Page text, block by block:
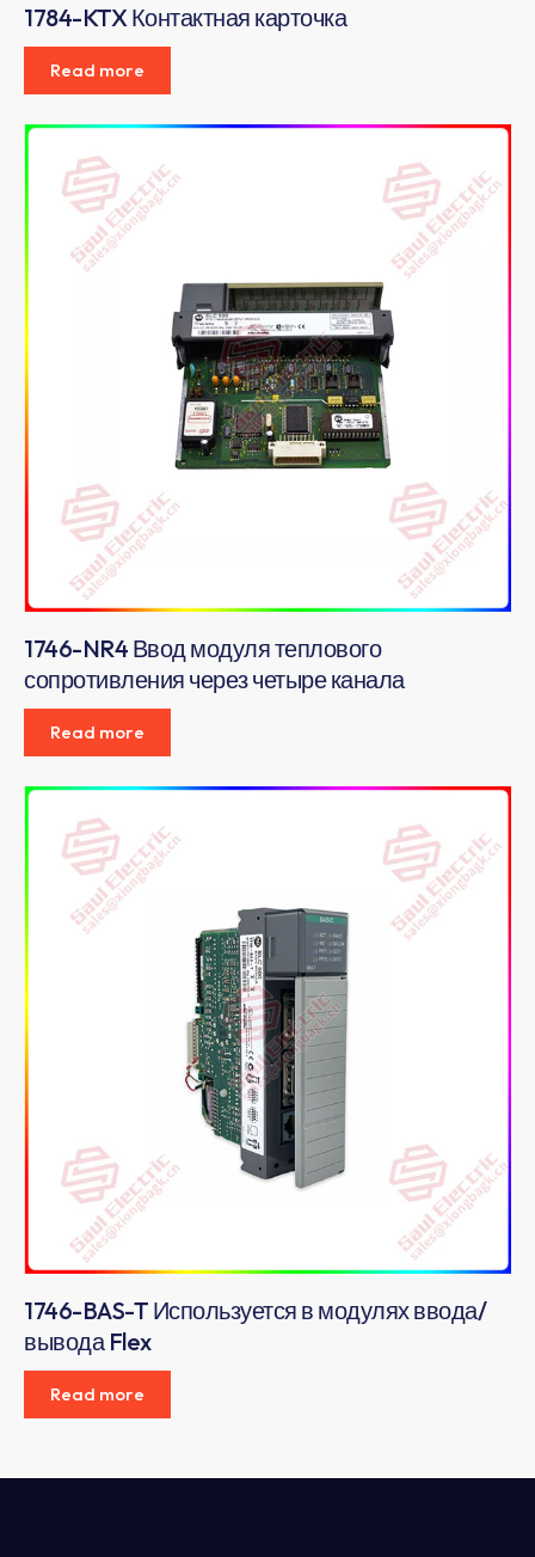
1784-KTX Контактная карточка
Read more
1746-NR4 Ввод модуля теплового
сопротивления через четыре канала
Read more
1746-BAS-T Используется в модулях ввода/
вывода Flex
Read more